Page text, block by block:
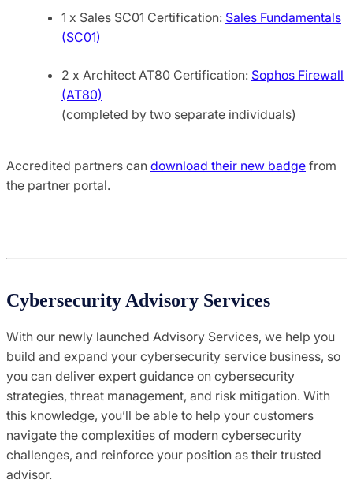
1 x Sales SC01 Certification: Sales Fundamentals
(SC01)
2 x Architect AT80 Certification: Sophos Firewall
(AT80)
(completed by two separate individuals)
Accredited partners can download their new badge from
the partner portal.
Cybersecurity Advisory Services
With our newly launched Advisory Services, we help you
build and expand your cybersecurity service business, so
you can deliver expert guidance on cybersecurity
strategies, threat management, and risk mitigation. With
this knowledge, you’ll be able to help your customers
navigate the complexities of modern cybersecurity
challenges, and reinforce your position as their trusted
advisor.